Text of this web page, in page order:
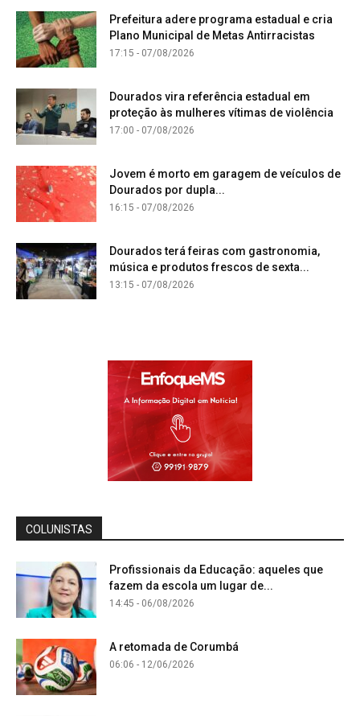
Prefeitura adere programa estadual e cria
Plano Municipal de Metas Antirracistas
17:15 - 07/08/2026
Dourados vira referência estadual em
proteção às mulheres vítimas de violência
17:00 - 07/08/2026
Jovem é morto em garagem de veículos de
Dourados por dupla...
16:15 - 07/08/2026
Dourados terá feiras com gastronomia,
música e produtos frescos de sexta...
13:15 - 07/08/2026
COLUNISTAS
Profissionais da Educação: aqueles que
fazem da escola um lugar de...
14:45 - 06/08/2026
A retomada de Corumbá
06:06 - 12/06/2026